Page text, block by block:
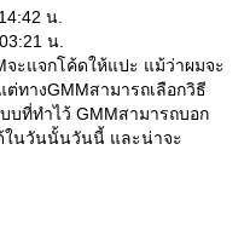
น.
น.
จะแจกโค้ดให้แปะ แม้ว่าผมจะ
ทางGMMสามารถเลือกวิธี
บที่ทำไว้ GMMสามารถบอก
ในวันนั้นวันนี้ และน่าจะ